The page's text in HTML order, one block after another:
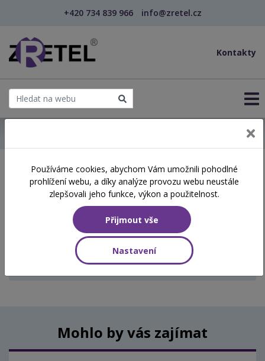
+420 734 839 966 info@zretel.cz
Kontakty
Školení začínající 23. 06.
2026
Aktuálně vypsané termíny
Aktuálně nejsou vypsány žádné termíny.
Mohlo by vás zajímat
Používáme cookies, abychom Vám umožnili pohodlné
prohlížení webu, a díky analýze provozu webu neustále
zlepšovali jeho funkce, výkon a použitelnost.
Přijmout vše
Nastavení